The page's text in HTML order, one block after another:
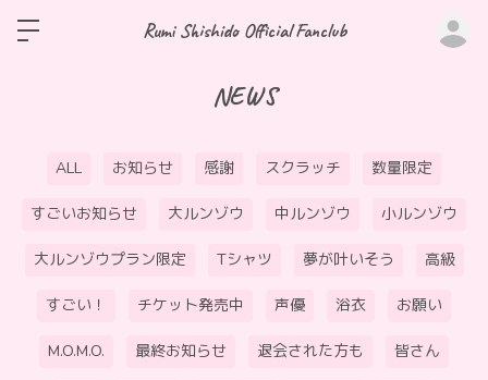
Rumi Shishido Official Fanclub
NEWS
ALL お知らせ 感謝 スクラッチ 数量限定
すごいお知らせ 大ルンゾウ 中ルンゾウ 小ルンゾウ
大ルンゾウプラン限定 Tシャツ 夢が叶いそう 高級
すごい！ チケット発売中 声優 浴衣 お願い
M.O.M.O. 最終お知らせ 退会された方も 皆さん